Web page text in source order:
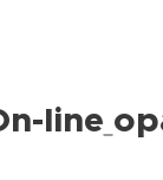
line